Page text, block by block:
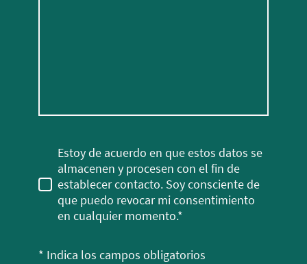
Estoy de acuerdo en que estos datos se
almacenen y procesen con el fin de
establecer contacto. Soy consciente de
que puedo revocar mi consentimiento
en cualquier momento.*
* Indica los campos obligatorios